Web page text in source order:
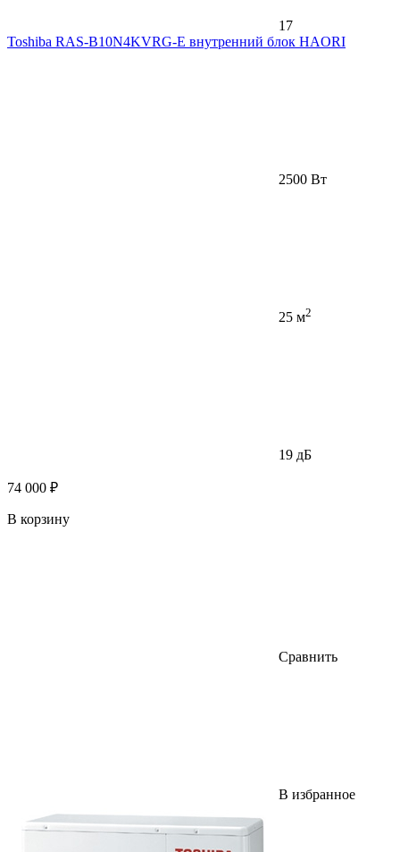
17
Toshiba RAS-B10N4KVRG-E внутренний блок HAORI
2500 Вт
25 м2
19 дБ
74 000 ₽
В корзину
Сравнить
В избранное